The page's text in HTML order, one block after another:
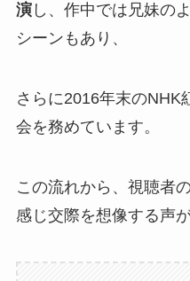
演し、作中では兄妹の
シーンもあり、
さらに2016年末のNHK
会を務めています。
この流れから、視聴者
感じ交際を想像する声